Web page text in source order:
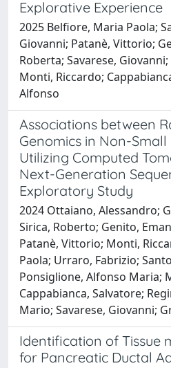
Explorative Experience
2025 Belfiore, Maria Paola;
Giovanni; Patanè, Vittorio;
Roberta; Savarese,
Monti, Riccardo;
Alfonso
Associations between
Genomics in Non-
Utilizing Computed
Next-Generation
Exploratory Study
2024 Ottaiano, Alessandro;
Sirica, Roberto; Genito,
Patanè, Vittorio; Monti,
Paola; Urraro, Fabrizio;
Ponsiglione, Alfonso Maria;
Cappabianca, Salvatore;
Mario; Savarese, Giovanni;
Identification of Tissue
for Pancreatic Ductal